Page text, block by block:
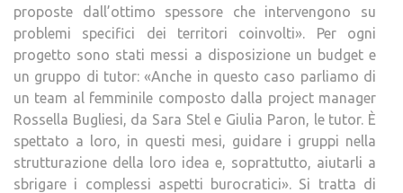
proposte dall’ottimo spessore che intervengono su
problemi specifici dei territori coinvolti». Per ogni
progetto sono stati messi a disposizione un budget e
un gruppo di tutor: «Anche in questo caso parliamo di
un team al femminile composto dalla project manager
Rossella Bugliesi, da Sara Stel e Giulia Paron, le tutor. È
spettato a loro, in questi mesi, guidare i gruppi nella
strutturazione della loro idea e, soprattutto, aiutarli a
sbrigare i complessi aspetti burocratici». Si tratta di